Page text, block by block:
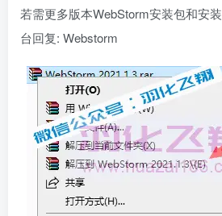
若需更多版本WebStorm安装包和安
台回复: Webstorm